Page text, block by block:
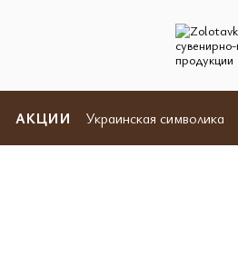
АКЦИИ Украинская символика